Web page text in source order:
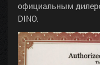
официальным
DINO.